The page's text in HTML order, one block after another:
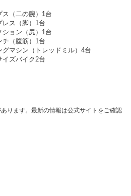
ス（二の腕）1台
レス（脚）1台
ション（尻）1台
チ（腹筋）1台
グマシン（トレッドミル）4台
イズバイク2台
ります。最新の情報は公式サイトをご確認